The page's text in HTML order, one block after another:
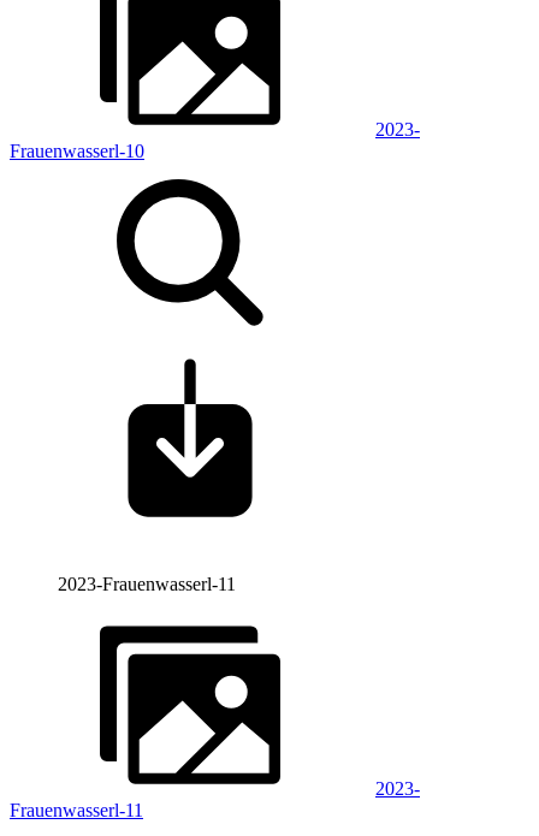
2023-
Frauenwasserl-10
2023-Frauenwasserl-11
2023-
Frauenwasserl-11